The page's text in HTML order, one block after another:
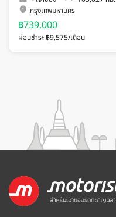
กรุงเทพมหานคร
฿739,000
ผ่อนชำระ ฿9,575/เดือน